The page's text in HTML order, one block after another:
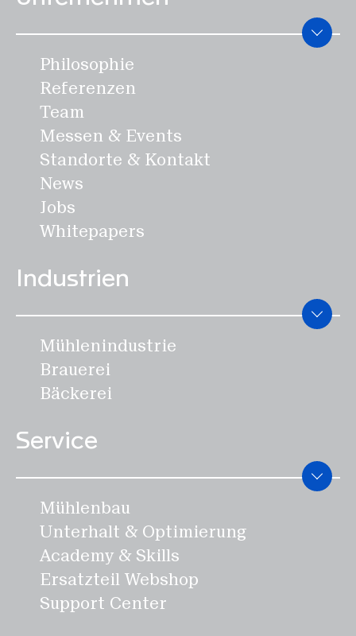
Philosophie
Referenzen
Team
Messen & Events
Standorte & Kontakt
News
Jobs
Whitepapers
Industrien
Mühlenindustrie
Brauerei
Bäckerei
Service
Mühlenbau
Unterhalt & Optimierung
Academy & Skills
Ersatzteil Webshop
Support Center